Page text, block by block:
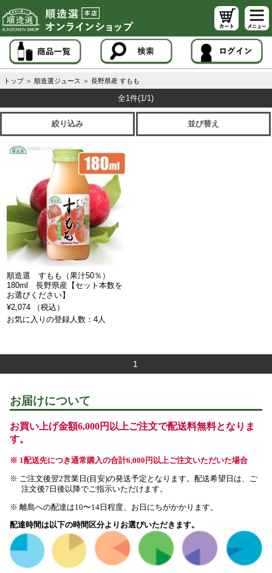
トップ ＞ 順造選ジュース ＞ 長野県産 すもも
全1件(1/1)
絞り込み 並び替え
順造選 すもも（果汁50％）
180ml 長野県産【セット本数を
お選びください】
¥2,074 （税込）
お気に入りの登録人数：4人
1